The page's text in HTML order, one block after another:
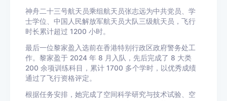
神舟二十三号航天员乘组航天员张志远为中共党员、学
士学位、中国人民解放军航天员大队三级航天员，飞行
时长累计超过 1200 小时。
最后一位黎家盈入选前在香港特别行政区政府警务处工
作。黎家盈于 2024 年 8 月入队，先后完成了 8 大类
200 余项训练科目，累计 1700 多个学时，以优秀成绩
通过了飞行资格评定。
根据任务安排，她完成了空间科学研究与技术试验、空